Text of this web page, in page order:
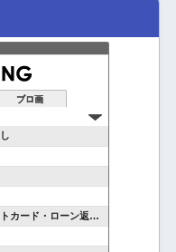
ブロ画
ーン返済で悩んでいる方へ